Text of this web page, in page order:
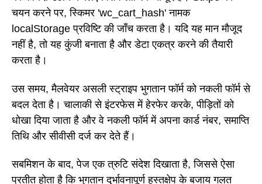
चयन करने पर, स्किमर 'wc_cart_hash' नामक
localStorage प्रविष्टि की जाँच करता है। यदि यह मान मौजूद
नहीं है, तो यह कुंजी बनाता है और डेटा एकत्र करने की तैयारी
करता है।
उस समय, मैलवेयर असली स्ट्राइप भुगतान फॉर्म को नकली फॉर्म से
बदल देता है। चालाकी से इंटरफेस में हेरफेर करके, पीड़ितों को
धोखा दिया जाता है और वे नकली फॉर्म में अपना कार्ड नंबर, समाप्ति
तिथि और सीवीसी दर्ज कर देते हैं।
सबमिशन के बाद, पेज एक त्रुटि संदेश दिखाता है, जिससे ऐसा
प्रतीत होता है कि भुगतान दुर्भावनापूर्ण हस्तक्षेप के बजाय गलत